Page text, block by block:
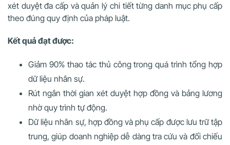
xét duyệt đa cấp và quản lý chi tiết từng danh mục phụ cấp
theo đúng quy định của pháp luật.
Kết quả đạt được:
Giảm 90% thao tác thủ công trong quá trình tổng hợp
dữ liệu nhân sự.
Rút ngắn thời gian xét duyệt hợp đồng và bảng lương
nhờ quy trình tự động.
Dữ liệu nhân sự, hợp đồng và phụ cấp được lưu trữ tập
trung, giúp doanh nghiệp dễ dàng tra cứu và đối chiếu